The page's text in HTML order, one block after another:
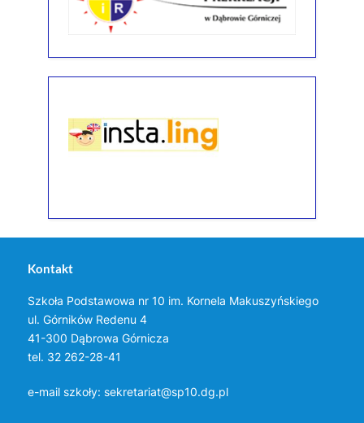
Kontakt
Szkoła Podstawowa nr 10 im. Kornela Makuszyńskiego
ul. Górników Redenu 4
41-300 Dąbrowa Górnicza
tel. 32 262-28-41
e-mail szkoły: sekretariat@sp10.dg.pl